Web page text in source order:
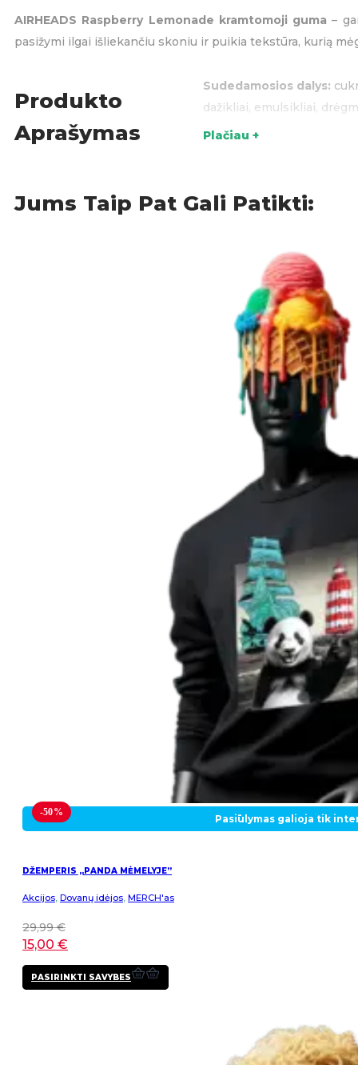
AIRHEADS Raspberry Lemonade kramtomoji guma –
pasižymi ilgai išliekančiu skoniu ir puikia tekstūra, kurią
Produkto
Aprašymas
Sudedamosios dalys:
dažikliai, emulsikliai,
KATEGORIJOS:
Plačiau +
Jums Taip Pat Gali Patikti:
-50%
Pasiūlymas galioja tik
DŽEMPERIS „PANDA MĖMELYJE”
Akcijos, Dovanų idėjos, MERCH'as
29,99€
15,00 €
PASIRINKTI SAVYBES
This
product